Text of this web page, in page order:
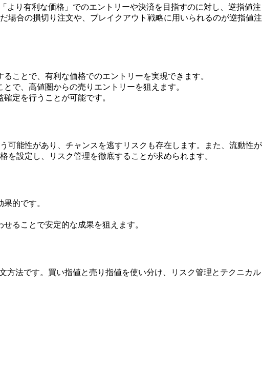
り有利な価格」でのエントリーや決済を目指すのに対し、逆指値注
場合の損切り注文や、ブレイクアウト戦略に用いられるのが逆指値注
ことで、有利な価格でのエントリーを実現できます。
で、高値圏からの売りエントリーを狙えます。
定を行うことが可能です。
可能性があり、チャンスを逃すリスクも存在します。また、流動性が
設定し、リスク管理を徹底することが求められます。
的です。
ることで安定的な成果を狙えます。
法です。買い指値と売り指値を使い分け、リスク管理とテクニカル